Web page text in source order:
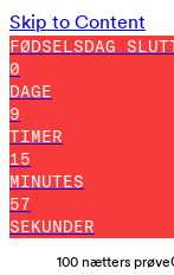
Skip to Content
FØDSELSDAG
0
DAGE
9
TIMER
15
MINUTES
56
SEKUNDER
100 nætters prøve